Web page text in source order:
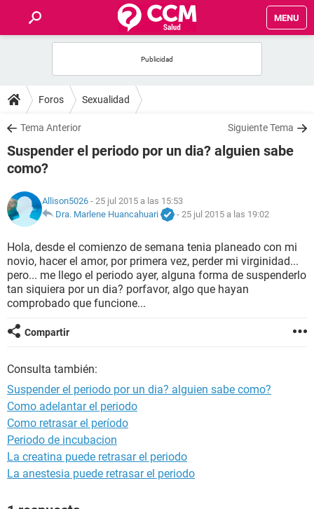
MENU
FOROS
SALUD
FAMILIA
NUTRICIÓN
SEXUALIDAD
GLOSARIO
Foros Sexualidad
Tema Anterior Siguiente Tema
Suspender el periodo por un dia? alguien sabe
como?
Allison5026 - 25 jul 2015 a las 15:53
Dra. Marlene Huancahuari
- 25 jul 2015 a las 19:02
Hola, desde el comienzo de semana tenia planeado con mi
novio, hacer el amor, por primera vez, perder mi virginidad...
pero... me llego el periodo ayer, alguna forma de suspenderlo
tan siquiera por un dia? porfavor, algo que hayan
comprobado que funcione...
Compartir
Consulta también:
Suspender el periodo por un dia? alguien sabe como?
Como adelantar el periodo
Como retrasar el período
Periodo de incubacion
La creatina puede retrasar el periodo
La anestesia puede retrasar el periodo